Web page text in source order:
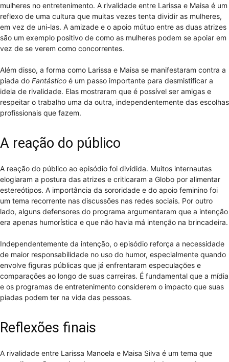
mulheres no entretenimento. A rivalidade entre Larissa e Maisa é um
reflexo de uma cultura que muitas vezes tenta dividir as mulheres,
em vez de uni-las. A amizade e o apoio mútuo entre as duas atrizes
são um exemplo positivo de como as mulheres podem se apoiar em
vez de se verem como concorrentes.
Além disso, a forma como Larissa e Maisa se manifestaram contra a
piada do Fantástico é um passo importante para desmistificar a
ideia de rivalidade. Elas mostraram que é possível ser amigas e
respeitar o trabalho uma da outra, independentemente das escolhas
profissionais que fazem.
A reação do público
A reação do público ao episódio foi dividida. Muitos internautas
elogiaram a postura das atrizes e criticaram a Globo por alimentar
estereótipos. A importância da sororidade e do apoio feminino foi
um tema recorrente nas discussões nas redes sociais. Por outro
lado, alguns defensores do programa argumentaram que a intenção
era apenas humorística e que não havia má intenção na brincadeira.
Independentemente da intenção, o episódio reforça a necessidade
de maior responsabilidade no uso do humor, especialmente quando
envolve figuras públicas que já enfrentaram especulações e
comparações ao longo de suas carreiras. É fundamental que a mídia
e os programas de entretenimento considerem o impacto que suas
piadas podem ter na vida das pessoas.
Reflexões finais
A rivalidade entre Larissa Manoela e Maisa Silva é um tema que